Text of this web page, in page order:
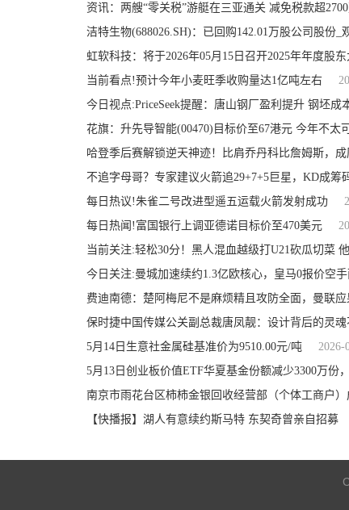
资讯：两艘“零关税”游艇在三亚通关 减免税款超
洁特生物(688026.SH)：已回购142.01万股公司股份_
虹软科技：将于2026年05月15日召开2025年年度股
当前看点!预计今年小麦旺季收购量达1亿吨左右
今日视点:PriceSeek提醒：唐山钢厂盈利提升 钢坯成
花旗：升先导智能(00470)目标价至67港元 今年不太
哈登季后赛解锁逆天神迹！比肩乔丹科比詹姆斯，
不追字母哥？专家建议火箭追29+7+5巨星，KD成筹
每日热议!朱雀二号改进型遥五运载火箭发射成功
每日热闻!富国银行上调亚德诺目标价至470美元
当前关注:轻松30分！黑人混血越级打U21砍瓜切菜
今日关注:曼城加速续约1.3亿欧核心，皇马0报价空手
费迪南德：楚阿梅尼不是麻烦精且攻防全面，曼联
保时捷中国传媒公关副总裁唐凤靓：设计背后的灵
5月14日生意社金属硅基准价为9510.00元/吨
2026-
南京市雨花台区柿柿金银回收经营部（个体工商户
【快播报】湖人有意续约斯马特 东契奇曾亲自招募